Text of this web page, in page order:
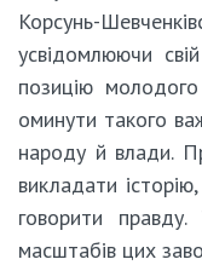
Корсунь-
усвідомлюючи
позицію
оминути такого
народу й влади.
викладати
говорити
масштабів цих